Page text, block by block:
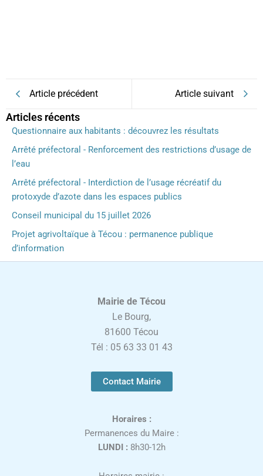
Article précédent Article suivant
Articles récents
Questionnaire aux habitants : découvrez les résultats
Arrêté préfectoral - Renforcement des restrictions d’usage de
l’eau
Arrêté préfectoral - Interdiction de l’usage récréatif du
protoxyde d’azote dans les espaces publics
Conseil municipal du 15 juillet 2026
Projet agrivoltaïque à Técou : permanence publique
d’information
Mairie de Técou
Le Bourg,
81600 Técou
Tél : 05 63 33 01 43
Contact Mairie
Horaires :
Permanences du Maire :
LUNDI : 8h30-12h